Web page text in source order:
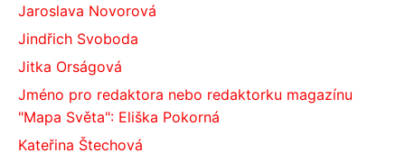
Jaroslava Novorová
Jindřich Svoboda
Jitka Orságová
Jméno pro redaktora nebo redaktorku magazínu
"Mapa Světa": Eliška Pokorná
Kateřina Štechová